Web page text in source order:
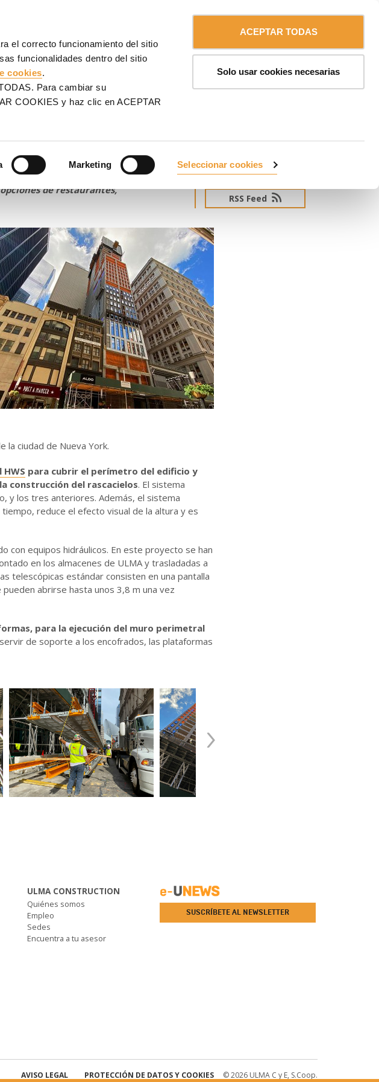
el correcto funcionamiento del sitio
funcionalidades dentro del sitio
cookies.
Para cambiar su
COOKIES y haz clic en ACEPTAR
Marketing Seleccionar cookies
ACEPTAR TODAS
Solo usar cookies necesarias
SUSCRÍBETE AL NEWSLETTER
RSS Feed
en el distrito
vistas de los
de restaurantes,
la ciudad de Nueva York.
para cubrir el perímetro del edificio y
construcción del rascacielos. El sistema
y los tres anteriores. Además, el sistema
reduce el efecto visual de la altura y es
con equipos hidráulicos. En este proyecto se han
en los almacenes de ULMA y trasladadas a
telescópicas estándar consisten en una pantalla
abrirse hasta unos 3,8 m una vez
para la ejecución del muro perimetral
de soporte a los encofrados, las plataformas
›
ULMA CONSTRUCTION
Quiénes somos
Empleo
Sedes
Encuentra a tu asesor
SUSCRÍBETE AL NEWSLETTER
AVISO LEGAL PROTECCIÓN DE DATOS Y COOKIES © 2026 ULMA C y E, S.Coop.